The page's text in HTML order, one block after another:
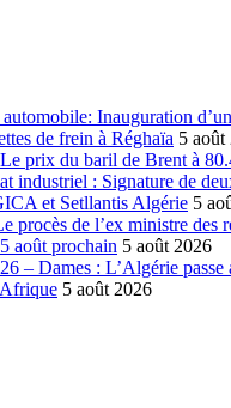
Inauguration
de frein à Réghaïa 5 août
prix du baril de Brent à
industriel : Signature de
et Setllantis Algérie 5
procès de l’ex ministre des
août prochain 5 août 2026
– Dames : L’Algérie passe
5 août 2026